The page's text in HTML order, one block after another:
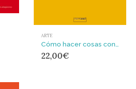
ARTE
22,00€